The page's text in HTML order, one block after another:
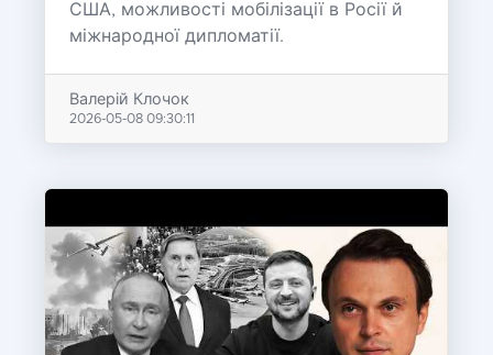
США, можливості мобілізації в Росії й
міжнародної дипломатії.
Валерій Клочок
2026-05-08 09:30:11